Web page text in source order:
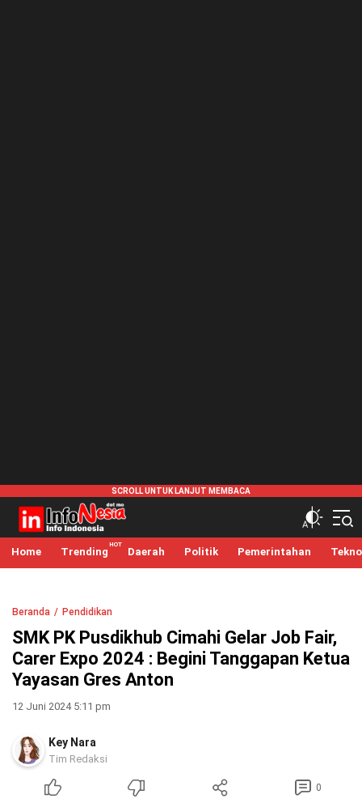
infonesia.me
Info Indonesia
Home Trending Daerah Politik Pemerintahan Tekno
Beranda Pendidikan
SMK PK Pusdikhub Cimahi Gelar Job Fair,
Carer Expo 2024 : Begini Tanggapan Ketua
Yayasan Gres Anton
12 Juni 2024 5:11 pm
Key Nara
Tim Redaksi
0